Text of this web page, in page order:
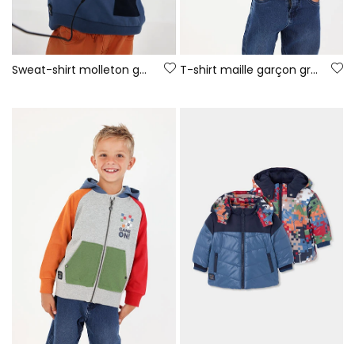
Sweat-shirt molleton garçon bleu à capuche imprimé gaming T-shirt maille garçon gris chiné imprimé chien